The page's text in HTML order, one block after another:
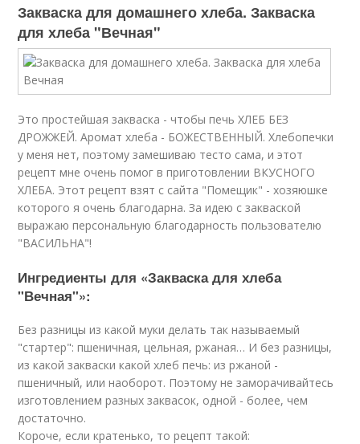
Закваска для домашнего хлеба. Закваска
для хлеба "Вечная"
Это простейшая закваска - чтобы печь ХЛЕБ БЕЗ
ДРОЖЖЕЙ. Аромат хлеба - БОЖЕСТВЕННЫЙ. Хлебопечки
у меня нет, поэтому замешиваю тесто сама, и этот
рецепт мне очень помог в приготовлении ВКУСНОГО
ХЛЕБА. Этот рецепт взят с сайта "Помещик" - хозяюшке
которого я очень благодарна. За идею с закваской
выражаю персональную благодарность пользователю
"ВАСИЛЬНА"!
Ингредиенты для «Закваска для хлеба
"Вечная"»:
Без разницы из какой муки делать так называемый
"стартер": пшеничная, цельная, ржаная… И без разницы,
из какой закваски какой хлеб печь: из ржаной -
пшеничный, или наоборот. Поэтому не заморачивайтесь
изготовлением разных заквасок, одной - более, чем
достаточно.
Короче, если кратенько, то рецепт такой: